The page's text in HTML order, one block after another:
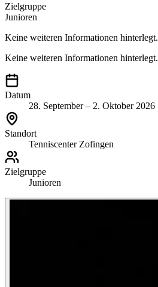
Zielgruppe
Junioren
Keine weiteren Informationen hinterlegt.
Keine weiteren Informationen hinterlegt.
Datum
28. September – 2. Oktober 2026
Standort
Tenniscenter Zofingen
Zielgruppe
Junioren